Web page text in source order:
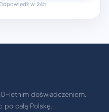
w 24h
letnim doświadczeniem.
całą Polskę.